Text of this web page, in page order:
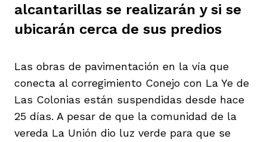
alcantarillas se realizarán y si se
ubicarán cerca de sus predios
Las obras de pavimentación en la vía que
conecta al corregimiento Conejo con La Ye de
Las Colonias están suspendidas desde hace
25 días. A pesar de que la comunidad de la
vereda La Unión dio luz verde para que se
2023
Baja
nuestro contenido